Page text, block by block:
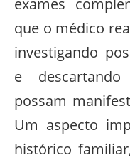
exames
que o médico
investigando
e
possam
Um aspecto
histórico